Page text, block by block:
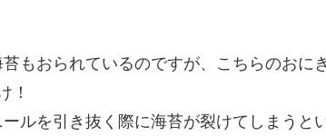
もおられているのですが、こちらのおに
！
ルを引き抜く際に海苔が裂けてしまうと